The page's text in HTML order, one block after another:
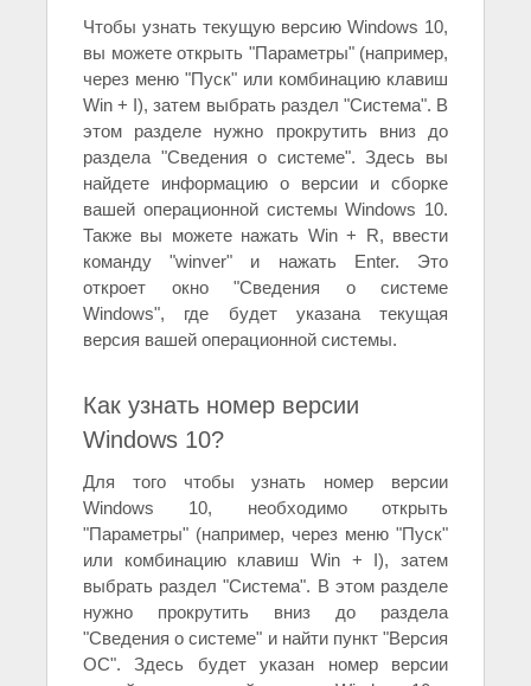
Чтобы узнать текущую версию Windows 10,
вы можете открыть "Параметры" (например,
через меню "Пуск" или комбинацию клавиш
Win + I), затем выбрать раздел "Система". В
этом разделе нужно прокрутить вниз до
раздела "Сведения о системе". Здесь вы
найдете информацию о версии и сборке
вашей операционной системы Windows 10.
Также вы можете нажать Win + R, ввести
команду "winver" и нажать Enter. Это
откроет окно "Сведения о системе
Windows", где будет указана текущая
версия вашей операционной системы.
Как узнать номер версии
Windows 10?
Для того чтобы узнать номер версии
Windows 10, необходимо открыть
"Параметры" (например, через меню "Пуск"
или комбинацию клавиш Win + I), затем
выбрать раздел "Система". В этом разделе
нужно прокрутить вниз до раздела
"Сведения о системе" и найти пункт "Версия
ОС". Здесь будет указан номер версии